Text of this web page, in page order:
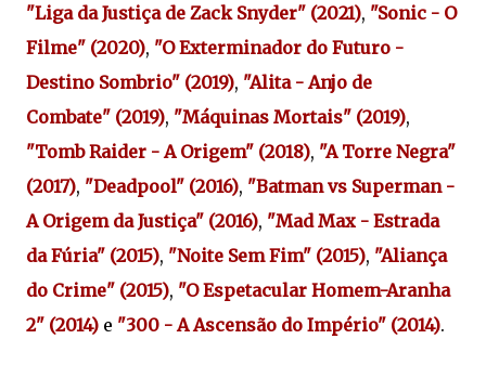
"Liga da Justiça de Zack Snyder" (2021), "Sonic - O
Filme" (2020), "O Exterminador do Futuro -
Destino Sombrio" (2019), "Alita - Anjo de
Combate" (2019), "Máquinas Mortais" (2019),
"Tomb Raider - A Origem" (2018), "A Torre Negra"
(2017), "Deadpool" (2016), "Batman vs Superman -
A Origem da Justiça" (2016), "Mad Max - Estrada
da Fúria" (2015), "Noite Sem Fim" (2015), "Aliança
do Crime" (2015), "O Espetacular Homem-Aranha
2" (2014) e "300 - A Ascensão do Império" (2014).